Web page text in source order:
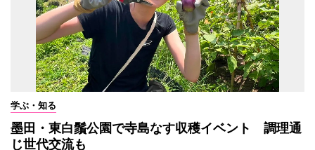
学ぶ・知る
墨田・東白鬚公園で寺島なす収穫イベント 調理通
じ世代交流も